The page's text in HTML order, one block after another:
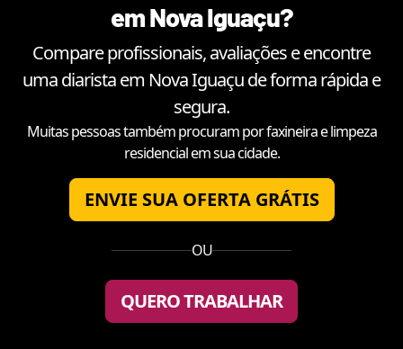
emNova Iguaçu?
Compare profissionais, avaliações e encontre
uma diarista em Nova Iguaçude forma rápida e
segura.
Muitas pessoas também procuram por faxineira e limpeza
residencial em sua cidade.
ENVIE SUA OFERTA GRÁTIS
OU
QUERO TRABALHAR